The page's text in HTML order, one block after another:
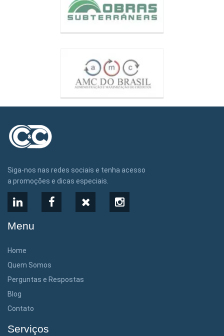
Siga-nos nas redes sociais e tenha acesso
a promoções e dicas especiais.
LinkedInFacebook Instagram
Menu
Home
Quem Somos
Perguntas e Respostas
Blog
Contato
Serviços